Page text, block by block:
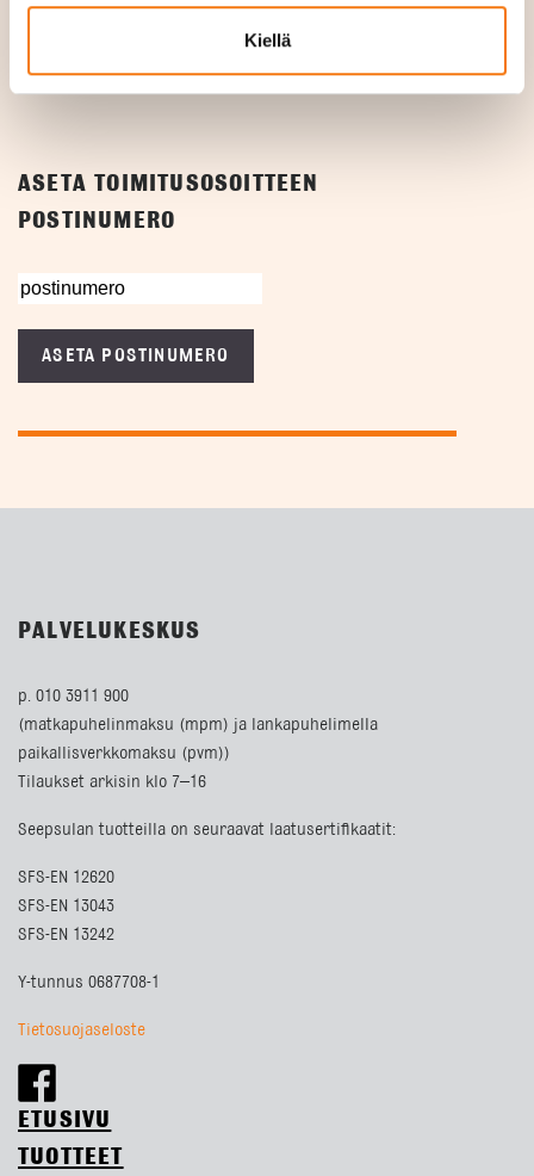
Kiellä
ASETA TOIMITUSOSOITTEEN
POSTINUMERO
ASETA POSTINUMERO
PALVELUKESKUS
p. 010 3911 900
(matkapuhelinmaksu (mpm) ja lankapuhelimella
paikallisverkkomaksu (pvm))
Tilaukset arkisin klo 7–16
Seepsulan tuotteilla on seuraavat laatusertifikaatit:
SFS-EN 12620
SFS-EN 13043
SFS-EN 13242
Y-tunnus 0687708-1
Tietosuojaseloste
ETUSIVU
TUOTTEET